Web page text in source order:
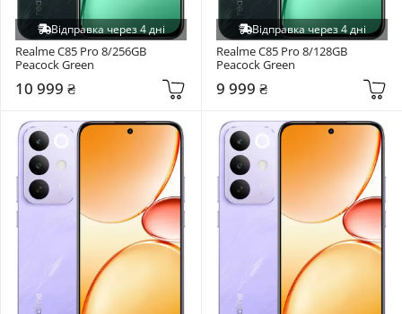
Відправка через 4 дні
Realme C85 Pro 8/256GB
Peacock Green
10 999 ₴
Відправка через 4 дні
Realme C85 Pro 8/128GB
Peacock Green
9 999 ₴